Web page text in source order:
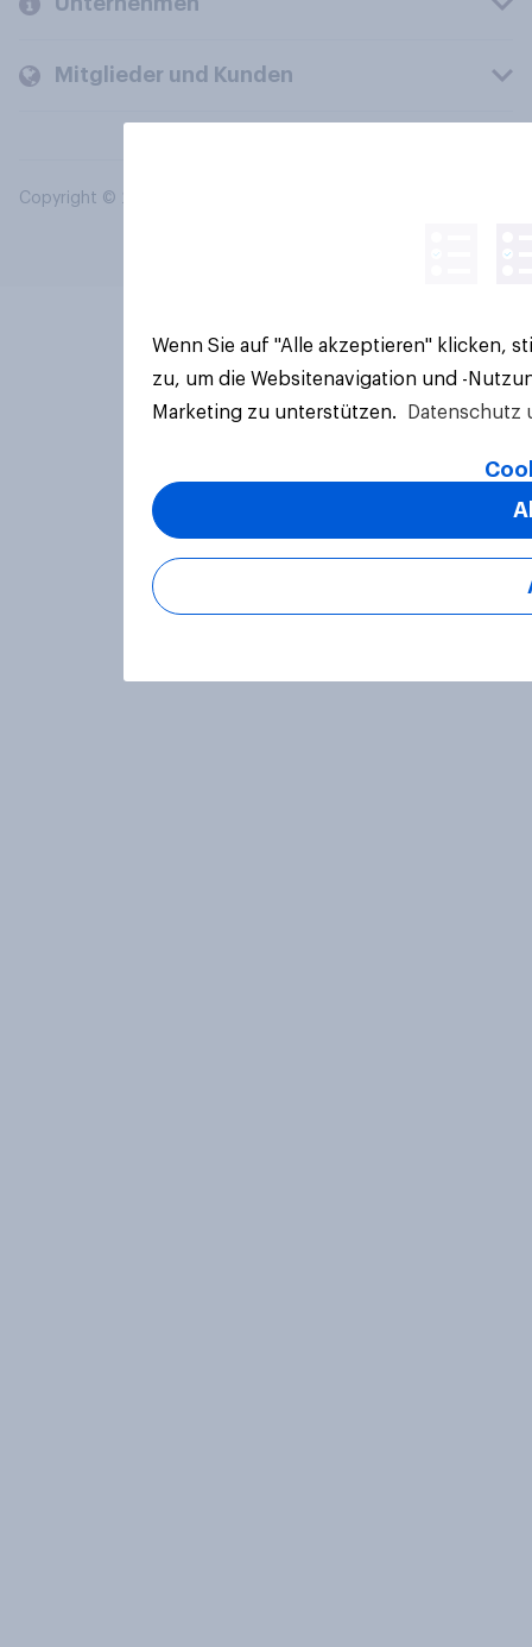
Mitglieder und Kunden
Copyright © 2026 YouGov PLC. Alle Rechte vorbehalten.
Wenn Sie auf "Alle akzeptieren" klicken,
zu, um die Websitenavigation und -
Marketing zu unterstützen.
Datenschutz